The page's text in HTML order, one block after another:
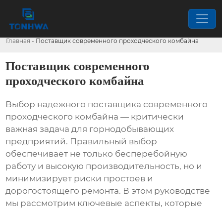
Главная - Поставщик современного проходческого комбайна
Поставщик современного
проходческого комбайна
Выбор надежного поставщика современного
проходческого комбайна — критически
важная задача для горнодобывающих
предприятий. Правильный выбор
обеспечивает не только бесперебойную
работу и высокую производительность, но и
минимизирует риски простоев и
дорогостоящего ремонта. В этом руководстве
мы рассмотрим ключевые аспекты, которые